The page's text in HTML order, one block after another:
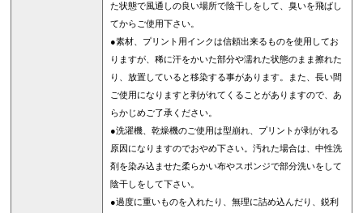
た状態で風通しの良い場所で陰干しをして、臭いを飛ばし
てからご使用下さい。
●素材、プリント用インクは信頼出来るものを使用してお
りますが、稀に汗をかいた部分や濡れた状態のまま擦れた
り、放置していると移染する事があります。また、長い間
ご使用になりますと剥がれてくることがありますので、あ
らかじめご了承ください。
●洗濯機、乾燥機のご使用は型崩れ、プリントが剥がれる
原因になりますのでおやめ下さい。汚れた場合は、中性洗
剤を染み込ませた柔らかい布やスポンジで部分洗いをして
陰干しをして下さい。
●過度に重いものを入れたり、無理に詰め込んだり、鋭利